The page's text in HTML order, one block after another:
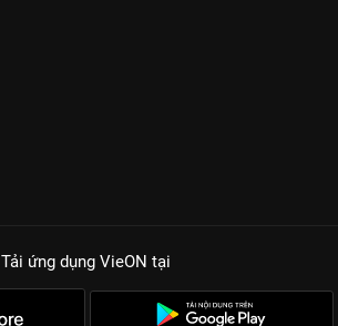
Tải ứng dụng VieON tại